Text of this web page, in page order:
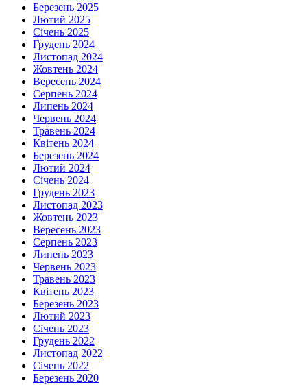
Березень 2025
Лютий 2025
Січень 2025
Грудень 2024
Листопад 2024
Жовтень 2024
Вересень 2024
Серпень 2024
Липень 2024
Червень 2024
Травень 2024
Квітень 2024
Березень 2024
Лютий 2024
Січень 2024
Грудень 2023
Листопад 2023
Жовтень 2023
Вересень 2023
Серпень 2023
Липень 2023
Червень 2023
Травень 2023
Квітень 2023
Березень 2023
Лютий 2023
Січень 2023
Грудень 2022
Листопад 2022
Січень 2022
Березень 2020